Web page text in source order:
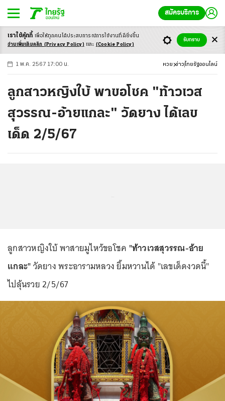
สมัครบริการ
-ก ก ก+
1 พ.ค. 2567 17:00 น. หวย ข่าว ไทยรัฐออนไลน์
ลูกสาวหญิงใบ้ พาขอโชค "ท้าวเวส
สุวรรณ-อ้ายแกละ" วัดยาง ได้เลข
เด็ด 2/5/67
ลูกสาวหญิงใบ้ พาสายมูไหว้ขอโชค "ท้าวเวสสุวรรณ-อ้าย
แกละ"วัดยาง พระอารามหลวง ยิ้มหวานได้ "เลขเด็ดงวดนี้"
ไปลุ้นรวย 2/5/67
เราใช้คุ้กกี้ เพื่อให้ทุกคนได้ประสบการณ์การใช้งานที่ดียิ่งขึ้น
อ่านเพิ่มเติมคลิก (Privacy Policy) และ (Cookie Policy)
รับทราบ